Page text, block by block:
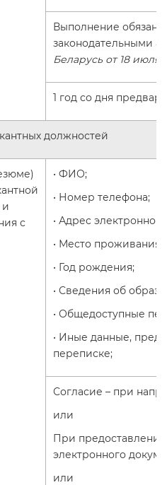
Выполнение
законодательными
Беларусь от 18
1 год со дня
должностей
и
с
• ФИО;
• Номер телефона;
• Адрес электронной
• Место проживания;
• Год рождения;
• Сведения об
• Общедоступные
• Иные данные,
переписке;
Согласие – при
или
При
электронного
или